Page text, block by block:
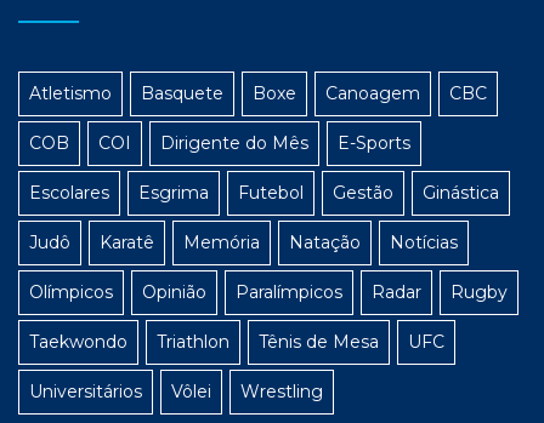
Atletismo Basquete Boxe Canoagem CBC
COB COI Dirigente do Mês E-Sports
Escolares Esgrima Futebol Gestão Ginástica
Judô Karatê Memória Natação Notícias
Olímpicos Opinião Paralímpicos Radar Rugby
Taekwondo Triathlon Tênis de Mesa UFC
Universitários Vôlei Wrestling